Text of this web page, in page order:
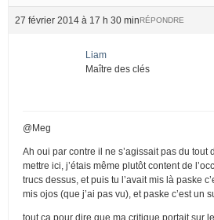
27 février 2014 à 17 h 30 minRÉPONDRE
Liam
Maître des clés
@Meg
Ah oui par contre il ne s’agissait pas du tout
mettre ici, j’étais même plutôt content de
trucs dessus, et puis tu l’avait mis là paske
mis ojos (que j’ai pas vu), et paske c’est un
tout ça pour dire que ma critique portait sur